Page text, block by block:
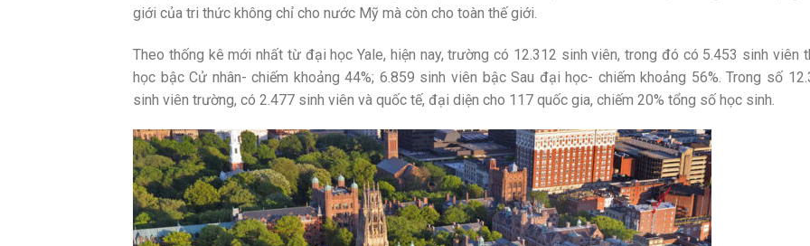
giới của tri thức không chỉ cho nước Mỹ mà còn cho toàn thế giới.
Theo thống kê mới nhất từ đại học Yale, hiện nay, trường có 12.312 sinh viên, trong đó có 5.453 sinh viên
học bậc Cử nhân- chiếm khoảng 44%; 6.859 sinh viên bậc Sau đại học- chiếm khoảng 56%. Trong số
sinh viên trường, có 2.477 sinh viên và quốc tế, đại diện cho 117 quốc gia, chiếm 20% tổng số học sinh.